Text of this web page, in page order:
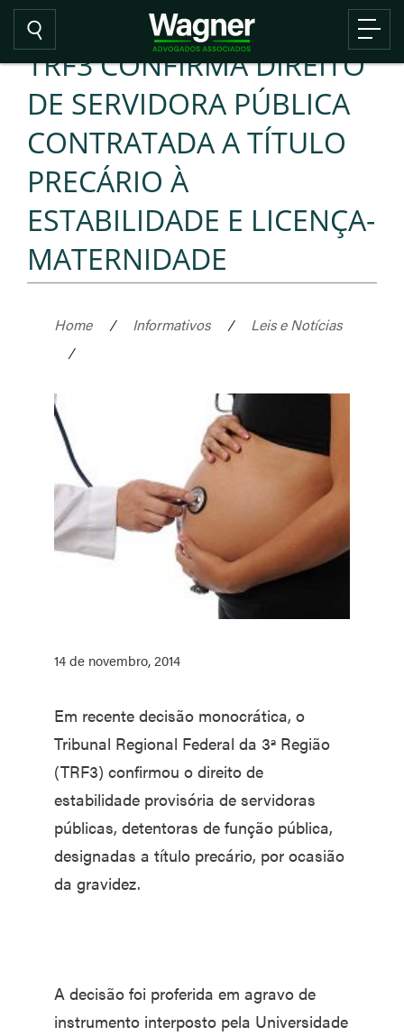
TRF3 CONFIRMA DIREITO
DE SERVIDORA PÚBLICA
CONTRATADA A TÍTULO
PRECÁRIO À
ESTABILIDADE E LICENÇA-
MATERNIDADE
Home / Informativos /
Leis e Notícias
/
14 de novembro, 2014
Em recente decisão monocrática, o
Tribunal Regional Federal da 3ª Região
(TRF3) confirmou o direito de
estabilidade provisória de servidoras
públicas, detentoras de função pública,
designadas a título precário, por ocasião
da gravidez.
A decisão foi proferida em agravo de
instrumento interposto pela Universidade